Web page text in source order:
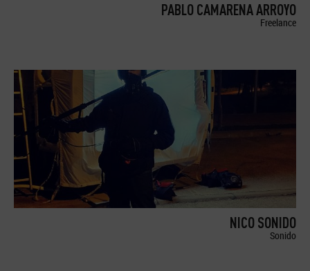
PABLO CAMARENA ARROYO
Freelance
NICO SONIDO
Sonido